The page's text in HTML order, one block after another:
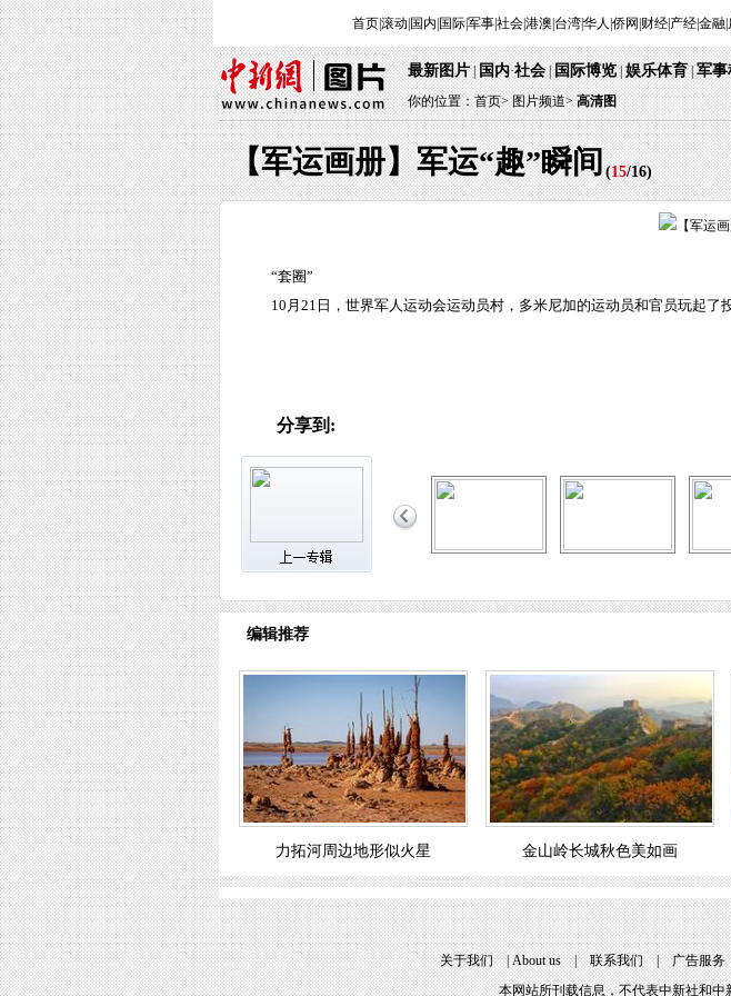
首页|滚动 国内 国际|军事|社会|港澳 台湾|华人 侨网 财经| 产经|金融|
最新图片|国内·社会|国际博览|娱乐体育 |军事
你的位置：首页>图片频道> 高清图
【军运画册】军运“趣”瞬间(15/16)
“套圈”
10月21日，世界军人运动会运动员村，多米尼加的运动员和官员玩起了
分享到:
编辑推荐
力拓河周边地形似火星 金山岭长城秋色美如画
关于我们|About us|联系我们|广告服务
本网站所刊载信息，不代表中新社和